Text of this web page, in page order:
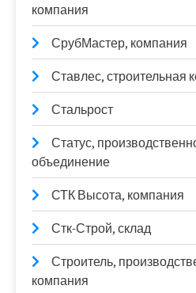
компания
СрубМастер, компания
Ставлес, строительная
Стальрост
Статус,
объединение
СТК Высота, компания
Стк-Строй, склад
Строитель,
компания